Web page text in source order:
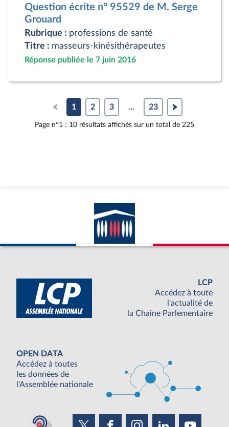
Question écrite n° 95529 de M. Serge
Grouard
Rubrique : professions de santé
Titre : masseurs-kinésithérapeutes
Réponse publiée le 7 juin 2016
1 2 3 ... 23
Page n°1 : 10 résultats affichés sur un total de 225
LCP
Accédez à toute
l'actualité de
la Chaine Parlementaire
OPEN DATA
Accédez à toutes
les données de
l'Assemblée nationale